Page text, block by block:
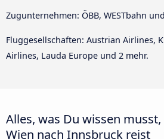
Zugunternehmen: ÖBB, WESTbahn
Fluggesellschaften: Austrian Airlines,
Airlines, Lauda Europe und 2 mehr.
Alles, was Du wissen
Wien nach Innsbruck reist